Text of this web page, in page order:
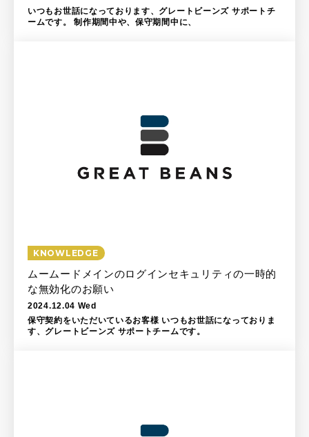
いつもお世話になっております、グレートビーンズ サポートチ
ームです。 制作期間中や、保守期間中に、
KNOWLEDGE
ムームードメインのログインセキュリティの一時的
な無効化のお願い
2024.12.04 Wed
保守契約をいただいているお客様 いつもお世話になっておりま
す、グレートビーンズ サポートチームです。